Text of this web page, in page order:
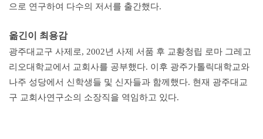
으로 연구하여 다수의 저서를 출간했다.
옮긴이 최용감
광주대교구 사제로, 2002년 사제 서품 후 교황청립 로마 그레고
리오대학교에서 교회사를 공부했다. 이후 광주가톨릭대학교와
나주 성당에서 신학생들 및 신자들과 함께했다. 현재 광주대교
구 교회사연구소의 소장직을 역임하고 있다.